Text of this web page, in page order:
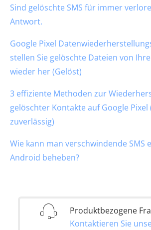
Sind gelöschte SMS für immer
Antwort.
Google Pixel
stellen Sie gelöschte Dateien von
wieder her (Gelöst)
3 effiziente Methoden zur
gelöschter Kontakte auf Google Pixel
zuverlässig)
Wie kann man verschwindende SMS
Android beheben?
Produktbezogene
Kontaktieren Sie